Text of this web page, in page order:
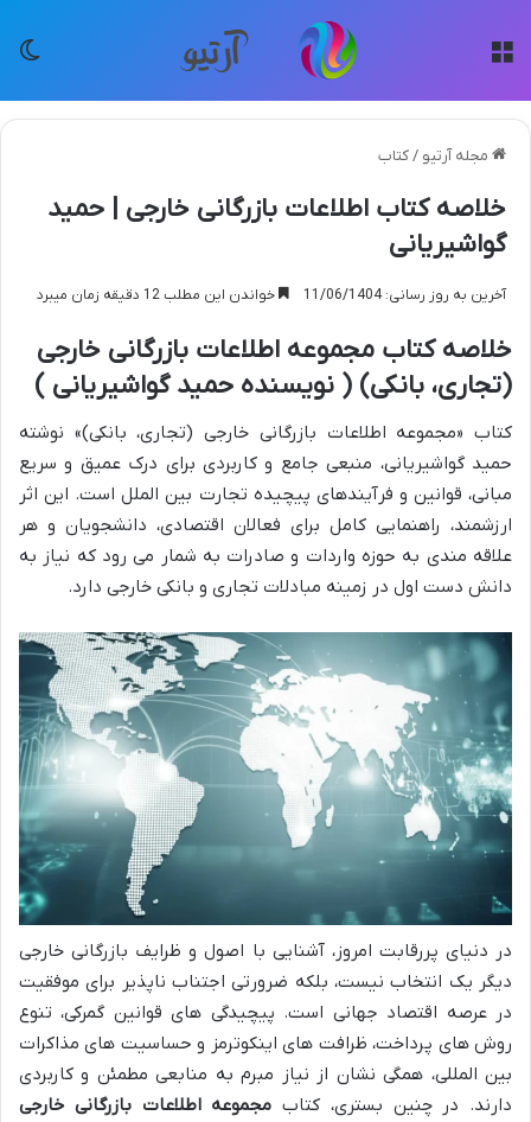
مجله آرتیو /کتاب
خلاصه کتاب اطلاعات بازرگانی خارجی | حمید
گواشیریانی
آخرین به روز رسانی: 11/06/1404 خواندن این مطلب 12 دقیقه زمان میبرد
خلاصه کتاب مجموعه اطلاعات بازرگانی خارجی
(تجاری، بانکی) ( نویسنده حمید گواشیریانی )
کتاب «مجموعه اطلاعات بازرگانی خارجی (تجاری، بانکی)» نوشته
حمید گواشیریانی، منبعی جامع و کاربردی برای درک عمیق و سریع
مبانی، قوانین و فرآیندهای پیچیده تجارت بین الملل است. این اثر
ارزشمند، راهنمایی کامل برای فعالان اقتصادی، دانشجویان و هر
علاقه مندی به حوزه واردات و صادرات به شمار می رود که نیاز به
دانش دست اول در زمینه مبادلات تجاری و بانکی خارجی دارد.
در دنیای پررقابت امروز، آشنایی با اصول و ظرایف بازرگانی خارجی
دیگر یک انتخاب نیست، بلکه ضرورتی اجتناب ناپذیر برای موفقیت
در عرصه اقتصاد جهانی است. پیچیدگی های قوانین گمرکی، تنوع
روش های پرداخت، ظرافت های اینکوترمز و حساسیت های مذاکرات
بین المللی، همگی نشان از نیاز مبرم به منابعی مطمئن و کاربردی
دارند. در چنین بستری، کتاب مجموعه اطلاعات بازرگانی خارجی